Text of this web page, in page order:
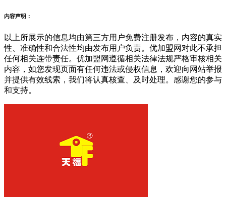
内容声明：
以上所展示的信息均由第三方用户免费注册发布，内容的真实
性、准确性和合法性均由发布用户负责。优加盟网对此不承担
任何相关连带责任。优加盟网遵循相关法律法规严格审核相关
内容，如您发现页面有任何违法或侵权信息，欢迎向网站举报
并提供有效线索，我们将认真核查、及时处理。感谢您的参与
和支持。